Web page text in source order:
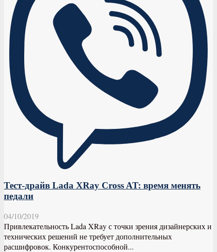
Тест-драйв Lada XRay Cross AT: время менять
педали
04/10/2019
Привлекательность Lada XRay с точки зрения дизайнерских и
технических решений не требует дополнительных
расшифровок. Конкурентоспособной...